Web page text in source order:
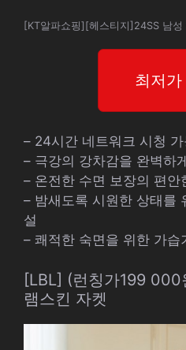
[KT알파쇼핑][헤스티지]24SS 남성
최저가
– 24시간 네트워크 시청 가
– 극강의 강차감을 완벽하
– 온전한 수면 보장의 편안
– 밤새도록 시원한 상태를
설
– 쾌적한 숙면을 위한 가
[LBL] (런칭가199 000
램스킨 자켓